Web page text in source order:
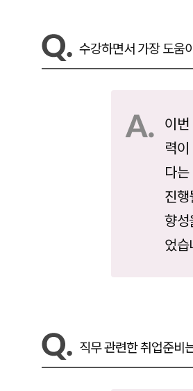
수강하면서 가장 도움
이
력
다
진
향
었
직무 관련한 취업준비